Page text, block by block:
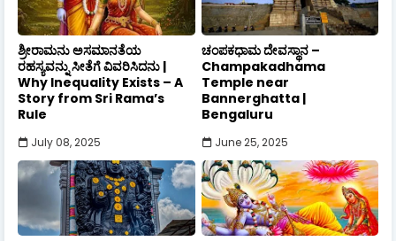
ಶ್ರೀರಾಮನು ಅಸಮಾನತೆಯ
ರಹಸ್ಯವನ್ನು ಸೀತೆಗೆ ವಿವರಿಸಿದನು |
Why Inequality Exists – A
Story from Sri Rama’s
Rule
July 08, 2025
ಚಂಪಕಧಾಮ ದೇವಸ್ಥಾನ –
Champakadhama
Temple near
Bannerghatta |
Bengaluru
June 25, 2025